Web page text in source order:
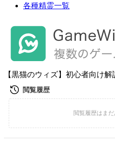
各種精霊一覧
【黒猫のウィズ】初心者向け